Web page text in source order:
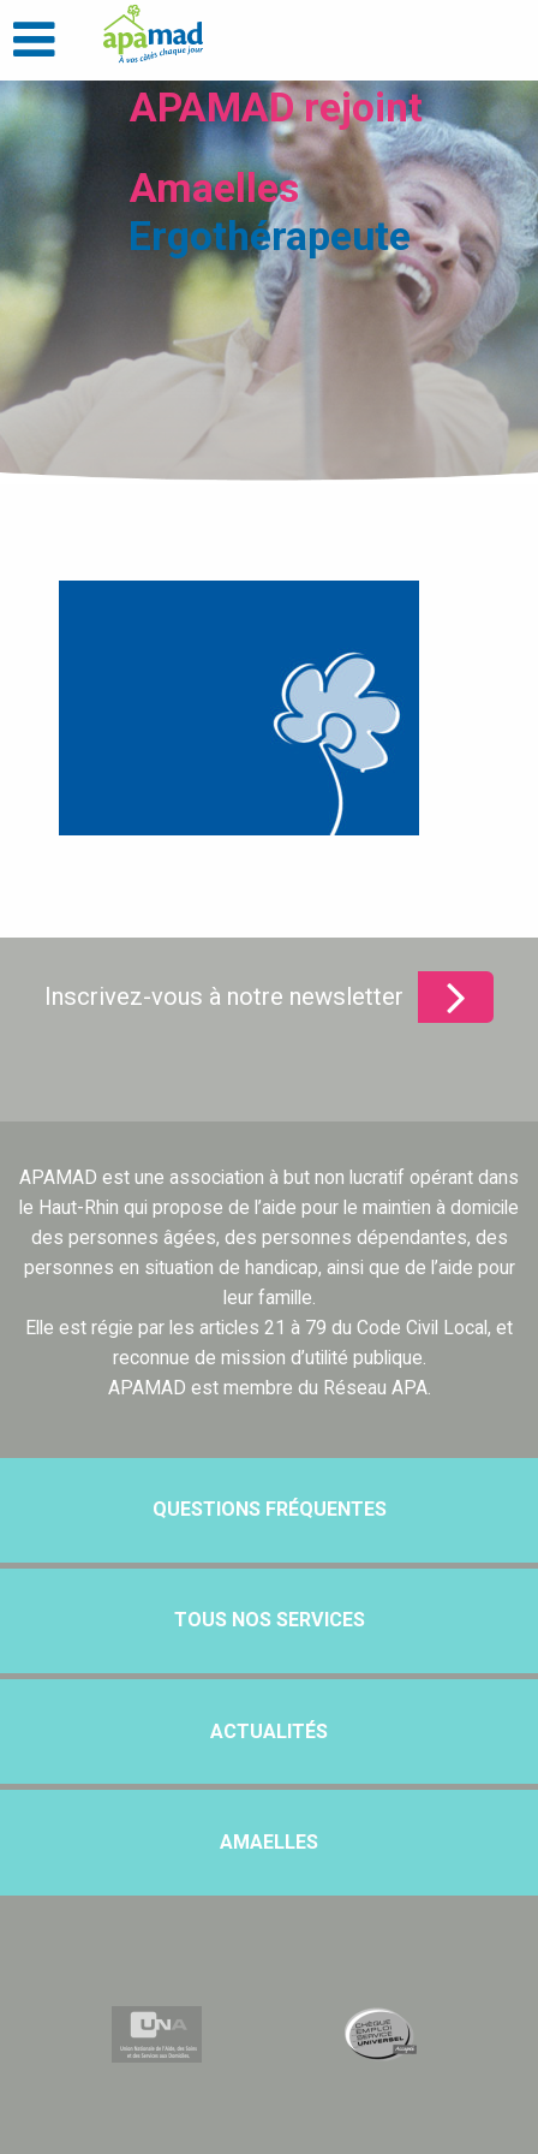
APAMAD rejoint
Amaelles
Ergothérapeute
Inscrivez-vous à notre newsletter
APAMAD est une association à but non lucratif opérant dans
le Haut-Rhin qui propose de l’aide pour le maintien à domicile
des personnes âgées, des personnes dépendantes, des
personnes en situation de handicap, ainsi que de l’aide pour
leur famille.
Elle est régie par les articles 21 à 79 du Code Civil Local, et
reconnue de mission d’utilité publique.
APAMAD est membre du Réseau APA.
QUESTIONS FRÉQUENTES
TOUS NOS SERVICES
ACTUALITÉS
AMAELLES